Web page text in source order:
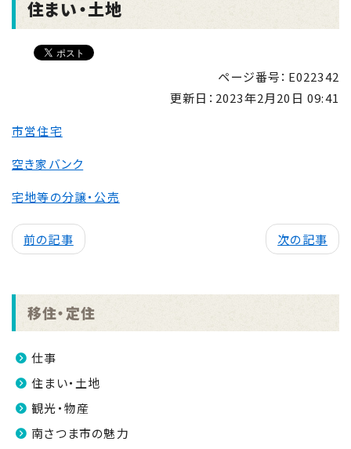
住まい・土地
ページ番号：E022342
更新日： 2023年2月20日 09:41
市営住宅
空き家バンク
宅地等の分譲・公売
前の記事 次の記事
移住・定住
仕事
住まい・土地
観光・物産
南さつま市の魅力